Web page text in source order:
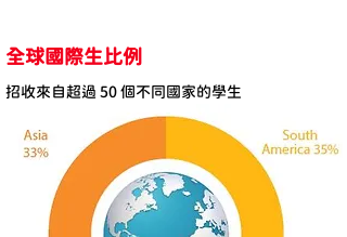
全球國際生比例
招收來自超過 50 個不同國家的學生